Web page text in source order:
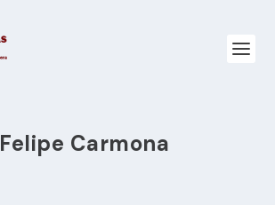
Felipe Carmona